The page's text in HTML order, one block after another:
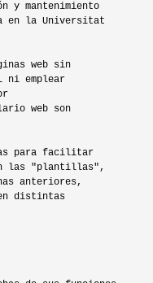
y mantenimiento
en la Universitat
web sin
ni emplear
web son
para facilitar
las "plantillas",
anteriores,
distintas